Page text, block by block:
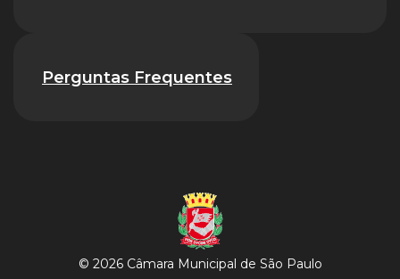
Perguntas Frequentes
© 2026 Câmara Municipal de São Paulo